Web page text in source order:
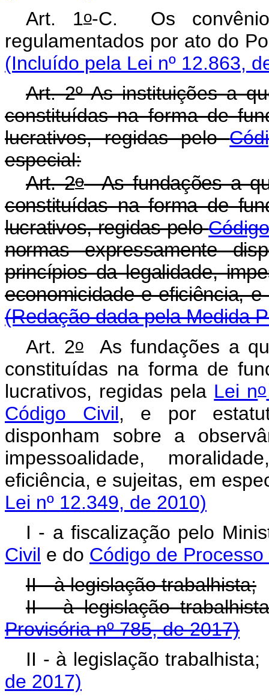
Art. 1o-C. Os
regulamentados por
(Incluído pela Lei nº 12.863,
Art. 2º As instituições a
constituídas na forma de
lucrativos, regidas pelo
especial:
Art. 2oAs fundações a
constituídas na forma de
lucrativos, regidas pelo
normas expressamente
princípios da legalidade,
economicidade e
(Redação dada pela Medida
Art. 2oAs fundações a
constituídas na forma de
lucrativos, regidas pela Lei no
Código Civil, e por
disponham sobre a
impessoalidade,
eficiência, e sujeitas,
Lei nº 12.349, de 2010)
I - a fiscalização pelo
Civil e do Código de Processo
II - à legislação trabalhista;
II - à legislação
Provisória nº 785, de 2017)
II - à legislação
de 2017)